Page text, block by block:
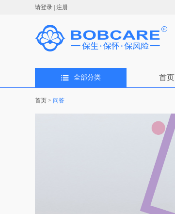
请登录 | 注册
全部分类 首页
首页 > 问答